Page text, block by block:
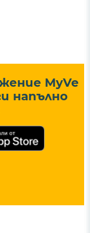
MyVe
напълно